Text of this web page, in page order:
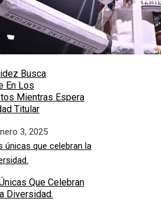
Busca
En Los
Mientras Espera
Titular
3, 2025
Que Celebran
Diversidad.